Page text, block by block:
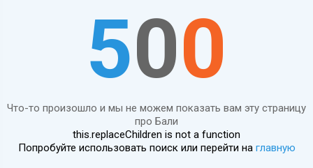
500
Что-то произошло и мы не можем показать вам эту страницу
про Бали
this.replaceChildren is not a function
Попробуйте использовать поиск или перейти на главную